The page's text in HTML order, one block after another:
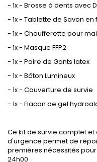
- 1x - Brosse à dents avec
- 1x - Tablette de Savon en
- 1x - Chaufferette pour
- 1x - Masque FFP2
- 1x - Paire de Gants latex
- 1x - Bâton Lumineux
- 1x - Couverture de survie
- 1x - Flacon de gel
Ce kit de survie complet
d'urgence permet de
premières nécessités
24h00